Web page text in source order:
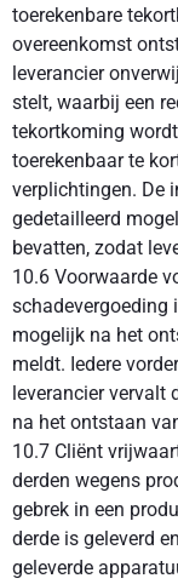
toerekenbare
overeenkomst
leverancier
stelt, waarbij een
tekortkoming
toerekenbaar te
verplichtingen. De
gedetailleerd
bevatten, zodat
10.6 Voorwaarde
schadevergoeding
mogelijk na het
meldt. Iedere
leverancier vervalt
na het ontstaan
10.7 Cliënt
derden wegens
gebrek in een
derde is geleverd
geleverde